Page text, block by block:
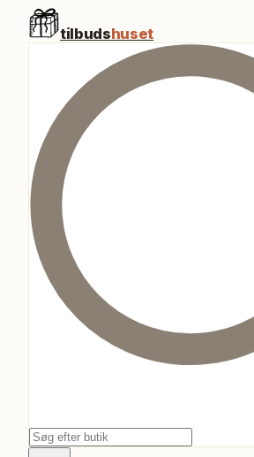
tilbudshuset